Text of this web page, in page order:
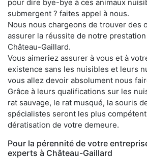
pour dire bye-bye à ces animaux
submergent ? faites appel à nous.
Nous nous chargeons de trouver des
assurer la réussite de notre
Château-Gaillard.
Vous aimeriez assurer à vous et à
existence sans les nuisibles et leurs
vous allez devoir absolument nous
Grâce à leurs qualifications sur les
rat sauvage, le rat musqué, la souris
spécialistes seront les plus
dératisation de votre demeure.
Pour la pérennité de votre
experts à Château-Gaillard